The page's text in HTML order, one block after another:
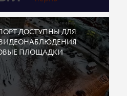
ДОСТУПНЫ ДЛЯ
ПЛОЩАДКИ